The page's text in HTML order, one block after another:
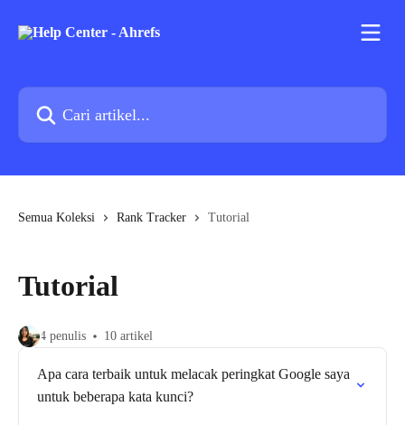
Cari artikel...
Semua Koleksi Rank Tracker Tutorial
Tutorial
4 penulis 10 artikel
Apa cara terbaik untuk melacak peringkat Google saya
untuk beberapa kata kunci?